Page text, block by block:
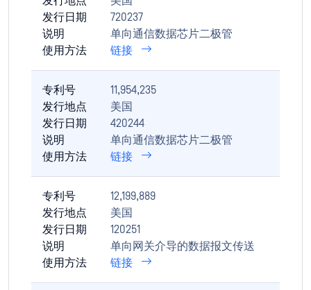
发行日期
720237
说明
单向通信数据芯片二极管
使用方法
链接
专利号
11,954,235
发行地点
美国
发行日期
420244
说明
单向通信数据芯片二极管
使用方法
链接
专利号
12,199,889
发行地点
美国
发行日期
120251
说明
单向网关介导的数据报文传送
使用方法
链接